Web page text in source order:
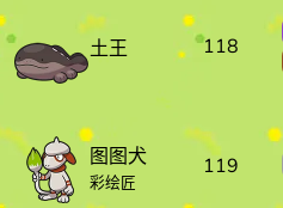
土王 118
图图犬
彩绘匠
119